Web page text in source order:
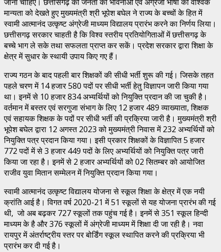
जाना चाहिए। छत्तीसगढ़ की जनता की भावनाओं एवं अंग्रेजी भाषा की वैश्विक
मान्यता को देखते हुए मुख्यमंत्री श्री भूपेश बघेल ने राज्य के बच्चों के हित में
स्वामी आत्मानंद उत्कृष्ट अंग्रेजी माध्यम विद्यालय प्रारंभ करने का निर्णय लिया।
छत्तीसगढ़ सरकार चाहती है कि विश्व स्तरीय प्रतियोगिताओं में छत्तीसगढ़ के
बच्चे भाग ले सके तथा सफलता प्राप्त कर सकें। प्रदेश सरकार द्वारा शिक्षा के
क्षेत्र में सुधार के स्थायी उपाय किए गए हैं।
राज्य गठन के बाद पहली बार शिक्षकों की सीधी भर्ती शुरू की गई। जिसके तहत
पहले चरण में 14 हजार 580 पदों पर सीधी भर्ती हेतु विज्ञापन जारी किया गया
था। इनमें से 10 हजार 834 अभ्यर्थियों को नियुक्ति प्रदान की जा चुकी है।
वर्तमान में बस्तर एवं सरगुजा संभाग के लिए 12 हजार 489 व्याख्याता, शिक्षक
एवं सहायक शिक्षक के पदों पर सीधी भर्ती की प्रक्रिया जारी है। मुख्यमंत्री श्री
भूपेश बघेल द्वारा 12 अगस्त 2023 को मुख्यमंत्री निवास में 232 अभ्यर्थियों को
नियुक्ति पत्र प्रदान किया गया। इसी प्रकार शिक्षकों के विज्ञापित 5 हजार
772 पदों में से 3 हजार 449 पदों के लिए अभ्यर्थियों को नियुक्ति पत्र जारी
किया जा रहा है। इनमें से 2 हजार अभ्यर्थियों को 02 सितम्बर को आयोजित
राजीव युवा मितान सम्मेलन में नियुक्ति प्रदान किया गया।
स्वामी आत्मानंद उत्कृष्ट विद्यालय योजना से स्कूल शिक्षा के क्षेत्र में एक नयी
क्रांति आई है। विगत वर्ष 2020-21 में 51 स्कूलों से यह योजना प्रारंभ की गई
थी, जो अब बढ़कर 727 स्कूलों तक पहुंच गई है। इनमें से 351 स्कूल हिन्दी
माध्यम के है और 376 स्कूलों में अंग्रेजी माध्यम में शिक्षा दी जा रही है। नवा
रायपुर में अंतर्राष्ट्रीय स्तर पर बोर्डिंग स्कूल स्थापित करने की प्रक्रिया भी
प्रारंभ कर दी गई है।